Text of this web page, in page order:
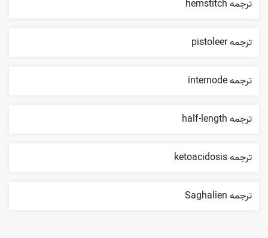
ترجمه hemstitch
ترجمه pistoleer
ترجمه internode
ترجمه half-length
ترجمه ketoacidosis
ترجمه Saghalien